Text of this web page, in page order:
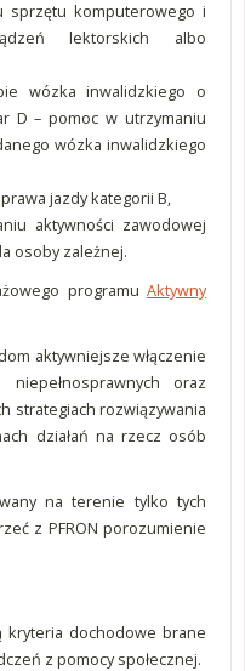
sprzętu komputerowego i
lektorskich albo
wózka inwalidzkiego o
D – pomoc w utrzymaniu
wózka inwalidzkiego
jazdy kategorii B,
aktywności zawodowej
osoby zależnej.
programu Aktywny
aktywniejsze włączenie
oraz
strategiach rozwiązywania
działań na rzecz osób
na terenie tylko tych
z PFRON porozumienie
kryteria dochodowe brane
z pomocy społecznej.